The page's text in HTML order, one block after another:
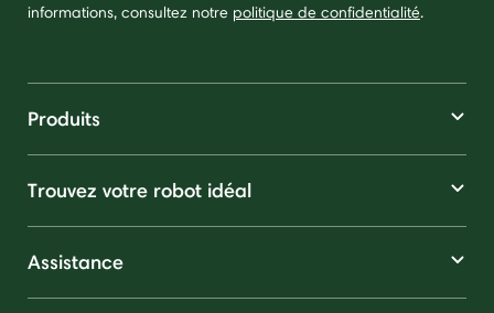
informations, consultez notre politique de confidentialité.
Produits
Trouvez votre robot idéal
Assistance